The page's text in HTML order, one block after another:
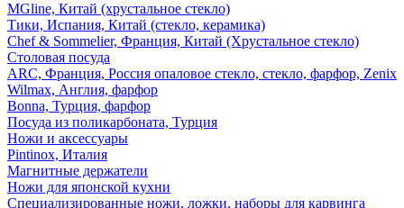
MGline, Китай (хрустальное стекло)
Тики, Испания, Китай (стекло, керамика)
Chef & Sommelier, Франция, Китай (Хрустальное стекло)
Столовая посуда
ARC, Франция, Россия опаловое стекло, стекло, фарфор, Zenix
Wilmax, Англия, фарфор
Bonna, Турция, фарфор
Посуда из поликарбоната, Турция
Ножи и аксессуары
Pintinox, Италия
Магнитные держатели
Ножи для японской кухни
Специализированные ножи, ложки, наборы для карвинга